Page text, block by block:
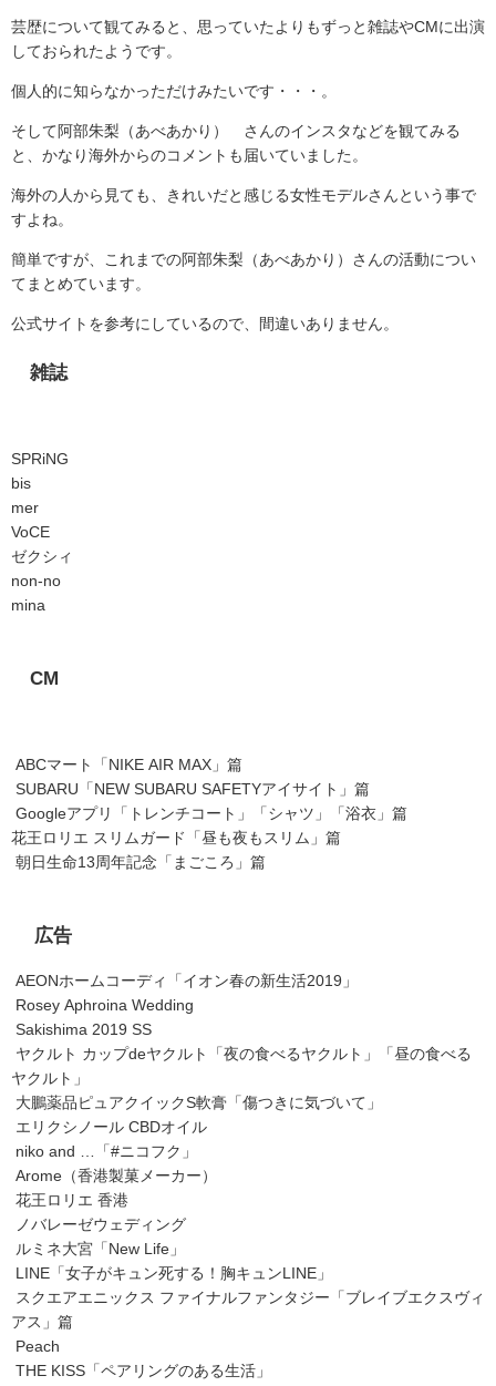
芸歴について観てみると、思っていたよりもずっと雑誌やCMに出演
しておられたようです。
個人的に知らなかっただけみたいです・・・。
そして阿部朱梨（あべあかり） さんのインスタなどを観てみる
と、かなり海外からのコメントも届いていました。
海外の人から見ても、きれいだと感じる女性モデルさんという事で
すよね。
簡単ですが、これまでの阿部朱梨（あべあかり）さんの活動につい
てまとめています。
公式サイトを参考にしているので、間違いありません。
雑誌
SPRiNG
bis
mer
VoCE
ゼクシィ
non-no
mina
CM
ABCマート「 NIKE AIR MAX 」篇
SUBARU 「 NEW SUBARU SAFETYアイサイト」篇
Googleアプリ「トレンチコート」「シャツ」「浴衣」篇
花王ロリエ スリムガード「昼も夜もスリム」篇
朝日生命13 周年記念「まごころ」篇
広告
AEON ホームコーディ「イオン春の新生活2019 」
Rosey Aphroina Wedding
Sakishima 2019 SS
ヤクルト カップdeヤクルト「夜の食べるヤクルト」「昼の食べる
ヤクルト」
大鵬薬品ピュアクイックS軟膏「傷つきに気づいて」
エリクシノール CBDオイル
niko and …
「 #ニコフク」
Arome （香港製菓メーカー）
花王ロリエ 香港
ノバレーゼウェディング
ルミネ大宮「 New Life 」
LINE 「女子がキュン死する！胸キュン LINE 」
スクエアエニックス ファイナルファンタジー「ブレイブエクスヴィ
アス」篇
Peach
THE KISS 「ペアリングのある生活」